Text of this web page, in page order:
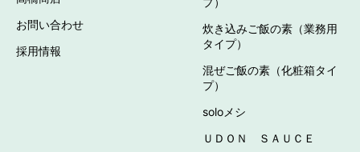
お問い合わせ
採用情報
炊き込みご飯の素（業務用
タイプ）
混ぜご飯の素（化粧箱タイ
プ）
soloメシ
ＵＤＯＮ ＳＡＵＣＥ